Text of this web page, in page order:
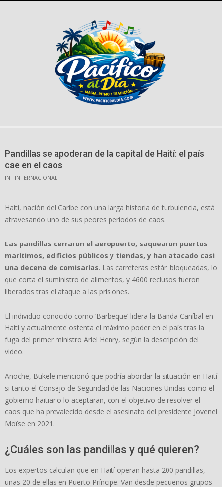
Pandillas se apoderan de la capital de Haití: el país
cae en el caos
IN: INTERNACIONAL
Haití, nación del Caribe con una larga historia de turbulencia, está
atravesando uno de sus peores periodos de caos.
Las pandillas cerraron el aeropuerto, saquearon puertos
marítimos, edificios públicos y tiendas, y han atacado casi
una decena de comisarías. Las carreteras están bloqueadas, lo
que corta el suministro de alimentos, y 4600 reclusos fueron
liberados tras el ataque a las prisiones.
El individuo conocido como ‘Barbeque’ lidera la Banda Caníbal en
Haití y actualmente ostenta el máximo poder en el país tras la
fuga del primer ministro Ariel Henry, según la descripción del
video.
Anoche, Bukele mencionó que podría abordar la situación en Haití
si tanto el Consejo de Seguridad de las Naciones Unidas como el
gobierno haitiano lo aceptaran, con el objetivo de resolver el
caos que ha prevalecido desde el asesinato del presidente Jovenel
Moïse en 2021.
¿Cuáles son las pandillas y qué quieren?
Los expertos calculan que en Haití operan hasta 200 pandillas,
unas 20 de ellas en Puerto Príncipe. Van desde pequeños grupos